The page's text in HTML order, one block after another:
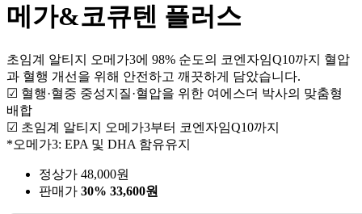
메가&코큐텐 플러스
초임계 알티지 오메가3에 98% 순도의 코엔자임Q10까지 혈압
과 혈행 개선을 위해 안전하고 깨끗하게 담았습니다.
☑ 혈행·혈중 중성지질·혈압을 위한 여에스더 박사의 맞춤형
배합
☑ 초임계 알티지 오메가3부터 코엔자임Q10까지
*오메가3: EPA 및 DHA 함유유지
정상가 48,000원
판매가 30% 33,600원